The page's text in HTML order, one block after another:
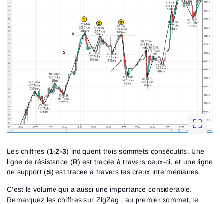
Les chiffres (1-2-3) indiquent trois sommets consécutifs. Une
ligne de résistance (R) est tracée à travers ceux-ci, et une ligne
de support (S) est tracée à travers les creux intermédiaires.
C’est le volume qui a aussi une importance considérable.
Remarquez les chiffres sur ZigZag : au premier sommet, le